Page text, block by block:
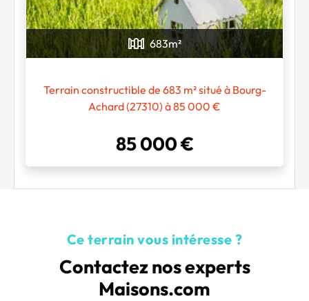
Chargement...
683m²
Terrain constructible de 683 m² situé à Bourg-
Achard (27310) à 85 000 €
85 000 €
Ce terrain vous intéresse ?
Contactez nos experts
Maisons.com